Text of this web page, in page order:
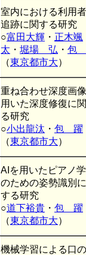
室内における利用
追跡に関する研究
○富田大輝 ・ 正木颯
太 ・ 堀場 弘 ・ 包
（東京都市大）
重ね合わせ深度画
用いた深度修復に
る研究
○小出龍汰 ・ 包 躍
（東京都市大）
AIを用いたピアノ
のための姿勢識別
する研究
○道下裕貴 ・ 包 躍
（東京都市大）
機械学習による口